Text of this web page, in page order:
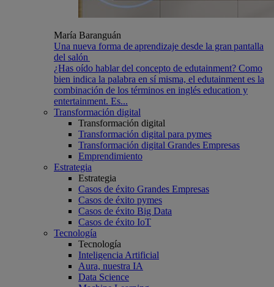
María Baranguán
Una nueva forma de aprendizaje desde la gran pantalla
del salón
¿Has oído hablar del concepto de edutainment? Como
bien indica la palabra en sí misma, el edutainment es la
combinación de los términos en inglés education y
entertainment. Es...
Transformación digital
Transformación digital
Transformación digital para pymes
Transformación digital Grandes Empresas
Emprendimiento
Estrategia
Estrategia
Casos de éxito Grandes Empresas
Casos de éxito pymes
Casos de éxito Big Data
Casos de éxito IoT
Tecnología
Tecnología
Inteligencia Artificial
Aura, nuestra IA
Data Science